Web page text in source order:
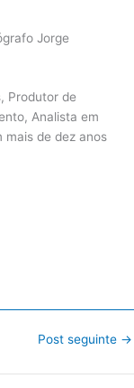
Jorge
Produtor de
Analista em
mais de dez anos
Post seguinte →